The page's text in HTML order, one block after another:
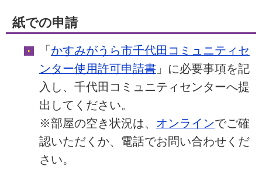
紙での申請
「 かすみがうら市千代田コミュニティセ
ンター使用許可申請書」に必要事項を記
入し、千代田コミュニティセンターへ提
出してください。
※部屋の空き状況は、 オンラインでご確
認いただくか、電話でお問い合わせくだ
さい。